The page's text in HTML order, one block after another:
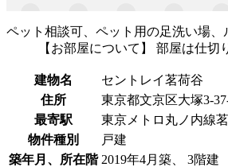
ペット相談可、ペット用の足洗い場
【お部屋について】 部屋は仕
建物名
セントレイ茗荷谷
住所
東京都文京区大塚3-
最寄駅
東京メトロ丸ノ内線
物件種別
戸建
築年月、所在階 2019年4月築、 3階建